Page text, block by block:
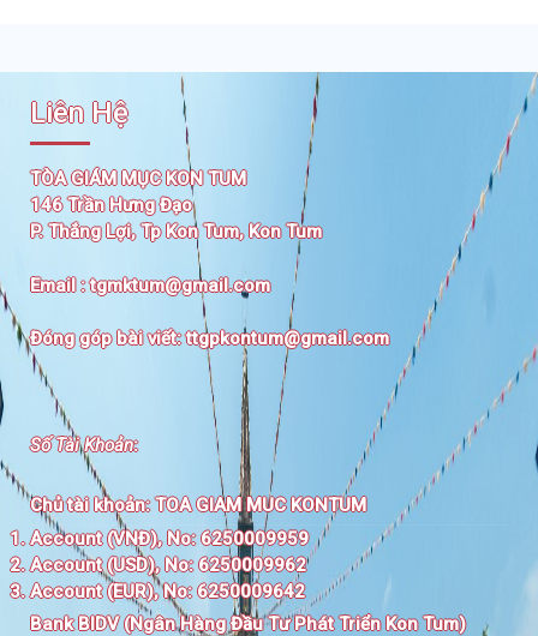
Liên Hệ
TÒA GIÁM MỤC KON TUM
146 Trần Hưng Đạo
P. Thắng Lợi, Tp Kon Tum, Kon Tum
Email :tgmktum@gmail.com
Đóng góp bài viết:ttgpkontum@gmail.com
Số Tài Khoản:
Chủ tài khoản:TOA GIAM MUC KONTUM
Account (VNĐ), No: 6250009959
Account (USD), No: 6250009962
Account (EUR), No: 6250009642
Bank BIDV (Ngân Hàng Đầu Tư Phát Triển Kon Tum)